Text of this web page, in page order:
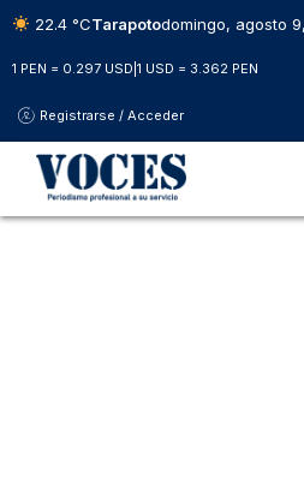
22.4 °CTarapotodomingo, agosto
1 PEN = 0.297 USD 1 USD = 3.362 PEN
Registrarse / Acceder